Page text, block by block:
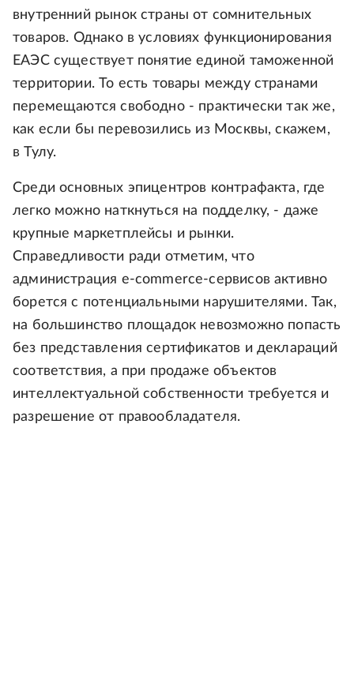
внутренний рынок страны от сомнительных
товаров. Однако в условиях функционирования
ЕАЭС существует понятие единой таможенной
территории. То есть товары между странами
перемещаются свободно - практически так же,
как если бы перевозились из Москвы, скажем,
в Тулу.
Среди основных эпицентров контрафакта, где
легко можно наткнуться на подделку, - даже
крупные маркетплейсы и рынки.
Справедливости ради отметим, что
администрация e-commerce-сервисов активно
борется с потенциальными нарушителями. Так,
на большинство площадок невозможно попасть
без представления сертификатов и деклараций
соответствия, а при продаже объектов
интеллектуальной собственности требуется и
разрешение от правообладателя.